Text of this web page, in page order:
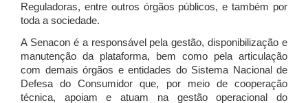
Reguladoras, entre outros órgãos públicos, e também por
toda a sociedade.
A Senacon é a responsável pela gestão, disponibilização e
manutenção da plataforma, bem como pela articulação
com demais órgãos e entidades do Sistema Nacional de
Defesa do Consumidor que, por meio de cooperação
técnica, apoiam e atuam na gestão operacional do